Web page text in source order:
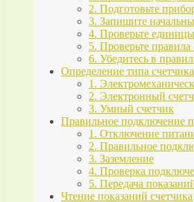
2. Подготовьте
3. Запишите
4. Проверьте
5. Проверьте правила
6. Убедитесь в
Определение типа счетчика
1.
2. Электронный
3. Умный счетчик
Правильное подключение
1. Отключение
2. Правильное
3. Заземление
4. Проверка
5. Передача
Чтение показаний счетчика